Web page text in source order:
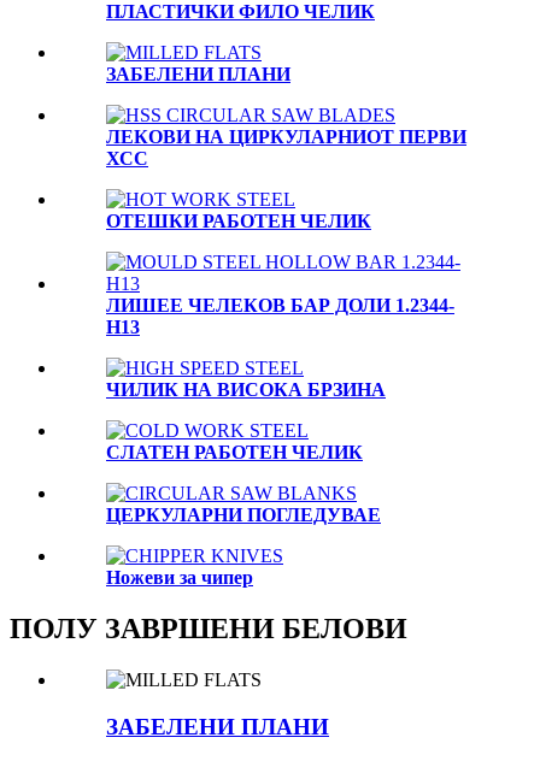
ПЛАСТИЧКИ ФИЛО ЧЕЛИК
ЗАБЕЛЕНИ ПЛАНИ
ЛЕКОВИ НА ЦИРКУЛАРНИОТ ПЕРВИ
ХСС
OTЕШКИ РАБОТЕН ЧЕЛИК
ЛИШЕЕ ЧЕЛЕКОВ БАР ДОЛИ 1.2344-
H13
ЧИЛИК НА ВИСОКА БРЗИНА
СЛАТЕН РАБОТЕН ЧЕЛИК
ЦЕРКУЛАРНИ ПОГЛЕДУВАЕ
Ножеви за чипер
ПОЛУ ЗАВРШЕНИ БЕЛОВИ
ЗАБЕЛЕНИ ПЛАНИ